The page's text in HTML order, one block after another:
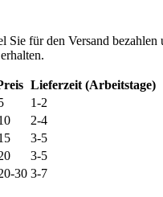
Sie für den Versand bezahlen
Lieferzeit (Arbeitstage)
1-2
2-4
3-5
3-5
30 3-7